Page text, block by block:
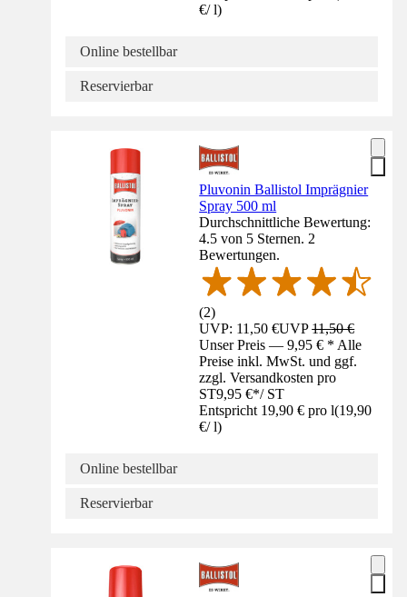
€/ l)
Online bestellbar
Reservierbar
Pluvonin Ballistol Imprägnier
Spray 500 ml
Durchschnittliche Bewertung:
4.5 von 5 Sternen. 2
Bewertungen.
(2)
UVP: 11,50 €UVP11,50 €
Unser Preis — 9,95 € * Alle
Preise inkl. MwSt. und ggf.
zzgl. Versandkosten pro
ST9,95 €*/ ST
Entspricht 19,90 € pro l(19,90
€/ l)
Online bestellbar
Reservierbar